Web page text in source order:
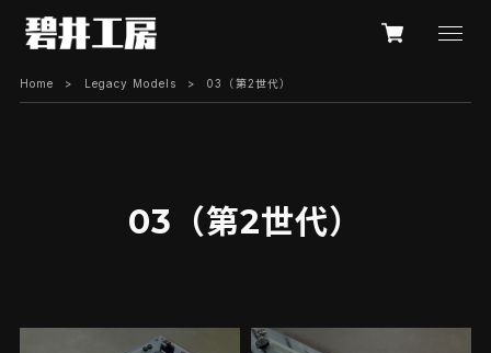
Home Legacy Models 03（第2世代）
03（第2世代）